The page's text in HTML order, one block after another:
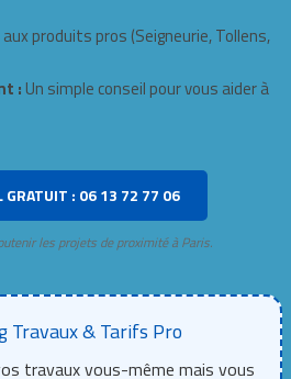
produits pros (Seigneurie, Tollens,
: Un simple conseil pour vous aider à
GRATUIT : 06 13 72 77 06
les projets de proximité à Paris.
Travaux & Tarifs Pro
travaux vous-même mais vous